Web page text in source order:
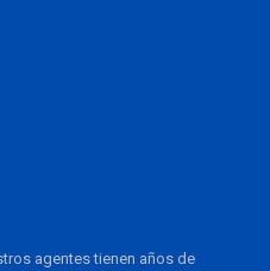
agentes tienen años de